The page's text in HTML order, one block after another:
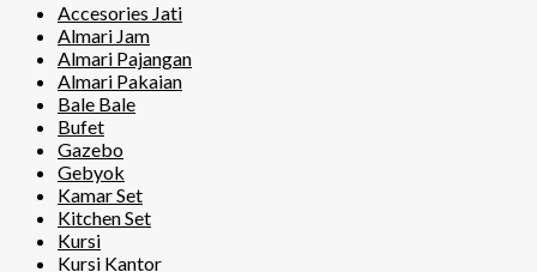
Accesories Jati
Almari Jam
Almari Pajangan
Almari Pakaian
Bale Bale
Bufet
Gazebo
Gebyok
Kamar Set
Kitchen Set
Kursi
Kursi Kantor